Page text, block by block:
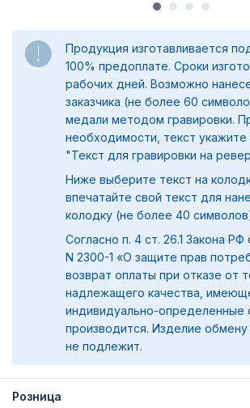
Продукция изготавливается
100% предоплате. Сроки
рабочих дней. Возможно
заказчика (не более 60
медали методом гравировки.
необходимости, текст укажите
"Текст для гравировки на
Ниже выберите текст на
впечатайте свой текст для
колодку (не более 40
Согласно п. 4 ст. 26.1 Закона РФ
N 2300-1 «О защите прав
возврат оплаты при отказе от
надлежащего качества,
индивидуально-определенные
производится. Изделие обмену
не подлежит.
Розница